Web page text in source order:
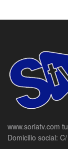
www.soriatv.com
Domicilio social: